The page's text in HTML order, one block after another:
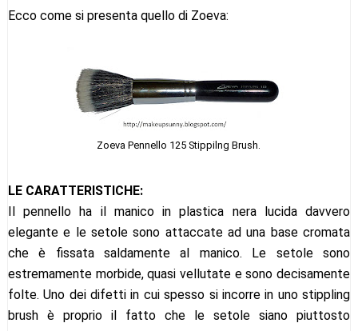
Ecco come si presenta quello di Zoeva:
Zoeva Pennello 125 Stippilng Brush.
LE CARATTERISTICHE:
Il pennello ha il manico in plastica nera lucida davvero
elegante e le setole sono attaccate ad una base cromata
che è fissata saldamente al manico. Le setole sono
estremamente morbide, quasi vellutate e sono decisamente
folte. Uno dei difetti in cui spesso si incorre in uno stippling
brush è proprio il fatto che le setole siano piuttosto